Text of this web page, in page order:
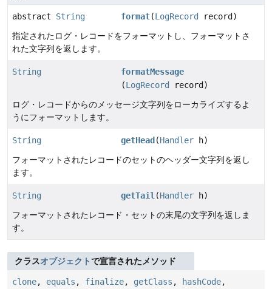
abstract String format(LogRecord
record)
指定されたログ・レコードをフォーマットし、フォーマットさ
れた文字列を返します。
String
formatMessage
(LogRecord
record)
ログ・レコードからのメッセージ文字列をローカライズするよ
うにフォーマットします。
String getHead (Handler h)
フォーマットされたレコードのセットのヘッダー文字列を返し
ます。
String getTail (Handler h)
フォーマットされたレコード・セットの末尾の文字列を返しま
す。
クラスオブジェクトで宣言されたメソッド
clone, equals , finalize, getClass , hashCode,